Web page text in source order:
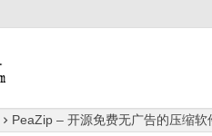
PeaZip – 开源免费无广告的压缩